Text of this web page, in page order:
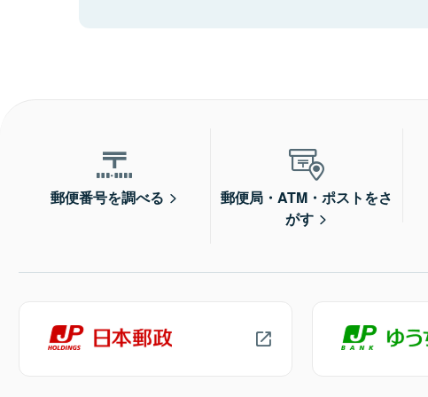
郵便番号を調べる
郵便局・ATM・ポストをさ
がす